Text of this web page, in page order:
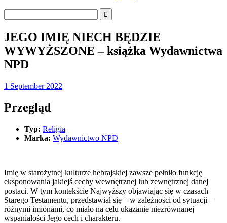
JEGO IMIĘ NIECH BĘDZIE
WYWYŻSZONE – książka Wydawnictwa
NPD
1 September 2022
Przegląd
Typ: Religia
Marka: Wydawnictwo NPD
Imię w starożytnej kulturze hebrajskiej zawsze pełniło funkcję
eksponowania jakiejś cechy wewnętrznej lub zewnętrznej danej
postaci. W tym kontekście Najwyższy objawiając się w czasach
Starego Testamentu, przedstawiał się – w zależności od sytuacji –
różnymi imionami, co miało na celu ukazanie niezrównanej
wspaniałości Jego cech i charakteru.